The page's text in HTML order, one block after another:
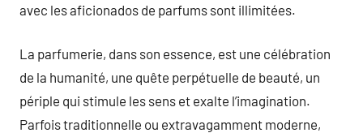
avec les aficionados de parfums sont illimitées.
La parfumerie, dans son essence, est une célébration
de la humanité, une quête perpétuelle de beauté, un
périple qui stimule les sens et exalte l’imagination.
Parfois traditionnelle ou extravagamment moderne,